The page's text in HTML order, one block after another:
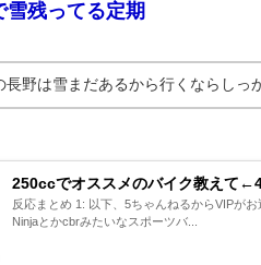
雪残ってる定期
長野は雪まだあるから行くならしっ
250ccでオススメのバイク教えて
反応まとめ 1: 以下、5ちゃんねるからVIPが
Ninjaとかcbrみたいなスポーツバ...